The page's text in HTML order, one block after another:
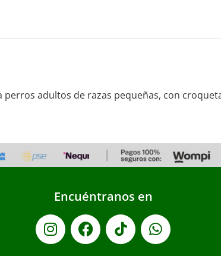
adultos de razas pequeñas, con
Encuéntranos en